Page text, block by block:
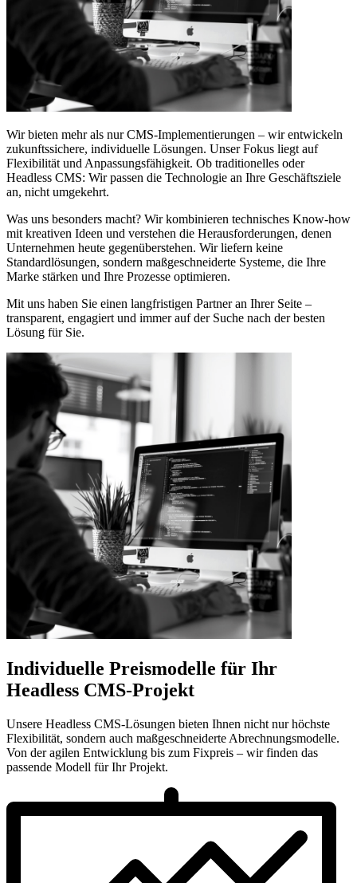
Wir bieten mehr als nur CMS-Implementierungen – wir entwickeln
zukunftssichere, individuelle Lösungen. Unser Fokus liegt auf
Flexibilität und Anpassungsfähigkeit. Ob traditionelles oder
Headless CMS: Wir passen die Technologie an Ihre Geschäftsziele
an, nicht umgekehrt.
Was uns besonders macht? Wir kombinieren technisches Know-how
mit kreativen Ideen und verstehen die Herausforderungen, denen
Unternehmen heute gegenüberstehen. Wir liefern keine
Standardlösungen, sondern maßgeschneiderte Systeme, die Ihre
Marke stärken und Ihre Prozesse optimieren.
Mit uns haben Sie einen langfristigen Partner an Ihrer Seite –
transparent, engagiert und immer auf der Suche nach der besten
Lösung für Sie.
Individuelle Preismodelle für Ihr
Headless CMS-Projekt
Unsere Headless CMS-Lösungen bieten Ihnen nicht nur höchste
Flexibilität, sondern auch maßgeschneiderte Abrechnungsmodelle.
Von der agilen Entwicklung bis zum Fixpreis – wir finden das
passende Modell für Ihr Projekt.